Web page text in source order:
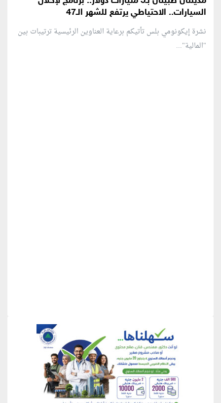
السيارات.. الاحتياطي يرتفع للشهر الـ47
نشرة إيكونومي بلس تأتيكم برعاية العناوين الرئيسية ترتيبات بين
"المالية"...
منطقة إعلانية